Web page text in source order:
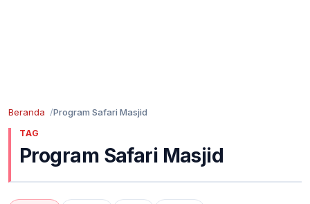
Beranda Program Safari Masjid
TAG
Program Safari Masjid